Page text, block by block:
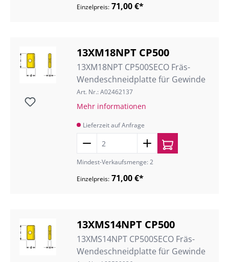
Einzelpreis: 71,00 €*
13XM18NPT CP500
13XM18NPT CP500SECO Fräs-
Wendeschneidplatte für Gewinde
Art. Nr.: A02462137
Mehr informationen
Lieferzeit auf Anfrage
Mindest-Verkaufsmenge: 2
Einzelpreis: 71,00 €*
13XMS14NPT CP500
13XMS14NPT CP500SECO Fräs-
Wendeschneidplatte für Gewinde